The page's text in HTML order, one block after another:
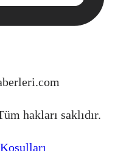
hakları saklıdır.